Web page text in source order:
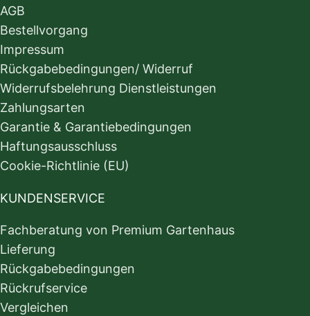
AGB
Bestellvorgang
Impressum
Rückgabebedingungen/ Widerruf
Widerrufsbelehrung Dienstleistungen
Zahlungsarten
Garantie & Garantiebedingungen
Haftungsausschluss
Cookie-Richtlinie (EU)
KUNDENSERVICE
Fachberatung von Premium Gartenhaus
Lieferung
Rückgabebedingungen
Rückrufservice
Vergleichen